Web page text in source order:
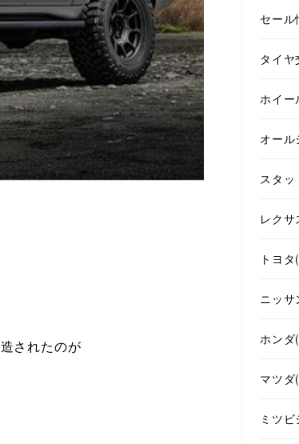
されたのが
セール
タイ
ホイー
オール
スタッ
レクサ
トヨタ
ニッサ
ホンダ
マツダ
ミツビ